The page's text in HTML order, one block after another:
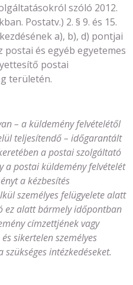
szóló 2012.
Postatv.) 2. § 9. és 15.
a), b), d) pontjai
és egyéb egyetemes
postai
területén.
– a küldemény felvételétől
teljesítendő – időgarantált
a postai szolgáltató
a postai küldemény felvételét
a kézbesítés
személyes felügyelete alatt
ez alatt bármely időpontban
címzettjének vagy
sikertelen személyes
szükséges intézkedéseket.